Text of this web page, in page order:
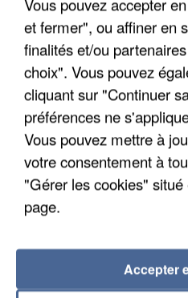
Son corps a été retrouvé
et fermer", ou affiner en
finalités et/ou
choix". Vous pouvez
cliquant sur "Continuer
préférences ne
Vous pouvez mettre à
votre consentement à
"Gérer les cookies"
page.
Accepter